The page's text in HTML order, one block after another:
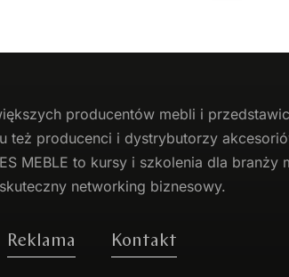
producentów mebli i
też producenci i dystrybutorzy
MEBLE to kursy i szkolenia dla
networking biznesowy.
Reklama Kontakt